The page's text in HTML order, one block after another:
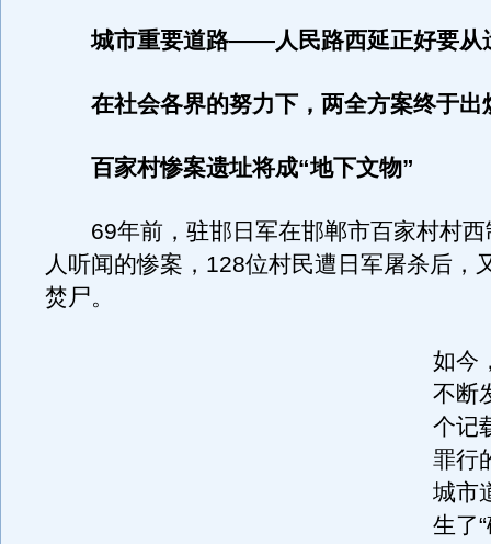
城市重要道路——人民路西延正好要从
在社会各界的努力下，两全方案终于出
百家村惨案遗址将成“地下文物”
69年前，驻邯日军在邯郸市百家村村西
人听闻的惨案，128位村民遭日军屠杀后，
焚尸。
如今
不断
个记
罪行
城市
生了